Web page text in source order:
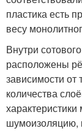
пластика есть
весу
Внутри
расположены
зависимости
количества
шумоизоляцию,